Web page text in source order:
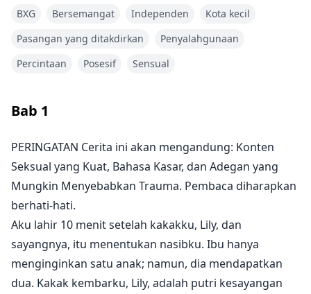
masalah karena aku punya rencana untuk keluar dari
sini. Sampai suatu malam di tempat kerja, aku
lantai di ruangan yang akan aku bersihkan.
Kamu tahu apa yang mereka katakan tentang
"Kamu membuat rencana dan Tuhan tertawa."
BXG Bersemangat Independen
Kota kecil
Pasangan yang ditakdirkan
Penyalahgunaan
Percintaan
Posesif Sensual
Bab 1
PERINGATAN Cerita ini akan mengandung: Konten
Seksual yang Kuat, Bahasa Kasar, dan Adegan yang
Mungkin Menyebabkan Trauma. Pembaca diharapkan
berhati-hati.
Aku lahir 10 menit setelah kakakku, Lily, dan
sayangnya, itu menentukan nasibku. Ibu hanya
menginginkan satu anak; namun, dia mendapatkan
dua. Kakak kembarku, Lily, adalah putri kesayangan